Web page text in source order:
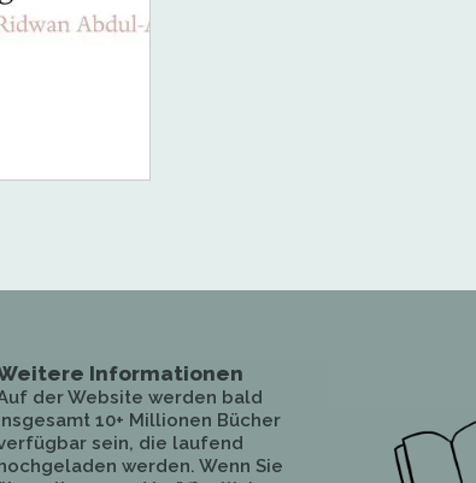
Informationen
der Website werden bald
10+ Millionen Bücher
sein, die laufend
werden. Wenn Sie